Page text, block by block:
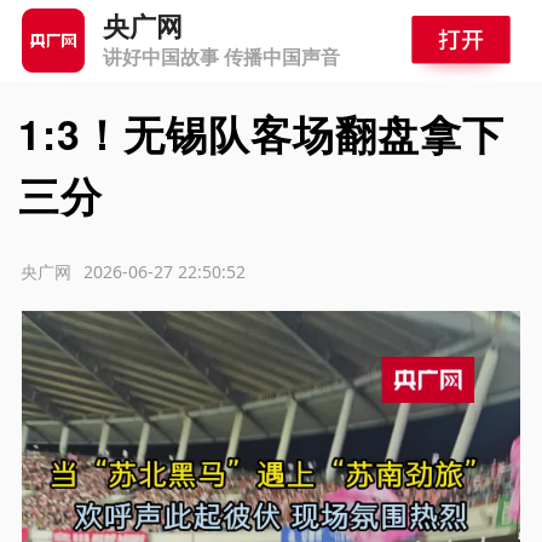
央广网
讲好中国故事 传播中国声音
1:3！无锡队客场翻盘拿下
三分
2026-06-27 22:50:52
央广网